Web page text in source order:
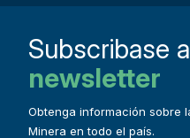
Subscribase
newsletter
Obtenga información sobre
Minera en todo el país.